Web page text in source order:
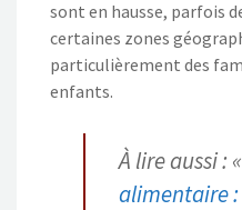
sont en hausse, parfois
certaines zones
particulièrement des
enfants.
À lire aussi : «
alimentaire :